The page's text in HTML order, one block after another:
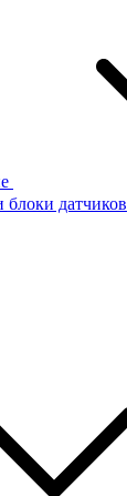
блоки датчиков